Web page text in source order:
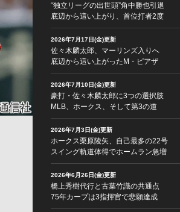
“独立リーグの出世頭”角中勝也引退
底辺から這い上がり、首位打者2度
2026年7月17日(金)更新
佐々木麟太郎、マーリンズ入りへ
底辺から這い上がったM・ピアザ
2026年7月10日(金)更新
豪打・佐々木麟太郎に3つの選択肢
MLB、ホークス、そして第3の道
2026年7月3日(金)更新
ホークス栗原陵矢、自己最多の22号
スイング軌道体得でホームラン急増
2026年6月26日(金)更新
橋上秀樹代行と古葉竹識の共通点
75年カープは3指揮官で悲願達成